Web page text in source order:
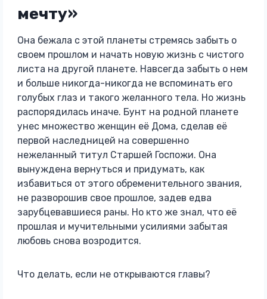
мечту»
Она бежала с этой планеты стремясь забыть о
своем прошлом и начать новую жизнь с чистого
листа на другой планете. Навсегда забыть о нем
и больше никогда-никогда не вспоминать его
голубых глаз и такого желанного тела. Но жизнь
распорядилась иначе. Бунт на родной планете
унес множество женщин её Дома, сделав её
первой наследницей на совершенно
нежеланный титул Старшей Госпожи. Она
вынуждена вернуться и придумать, как
избавиться от этого обременительного звания,
не разворошив свое прошлое, задев едва
зарубцевавшиеся раны. Но кто же знал, что её
прошлая и мучительными усилиями забытая
любовь снова возродится.
Что делать, если не открываются главы?